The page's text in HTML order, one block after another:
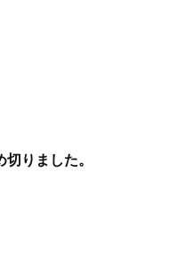
りました。